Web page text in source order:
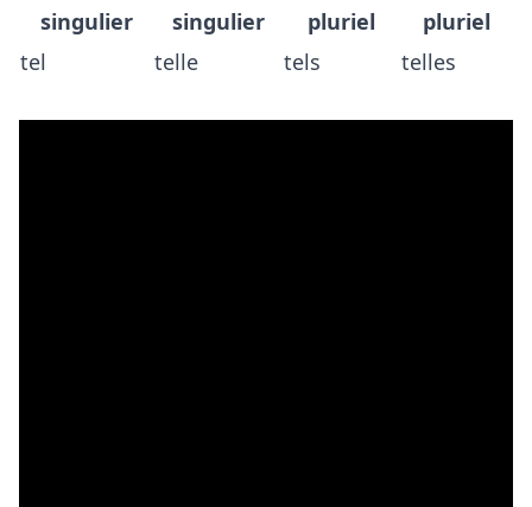
singulier
singulier
pluriel
pluriel
tel
telle tels telles